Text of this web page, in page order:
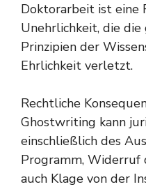
Doktorarbeit ist eine
Unehrlichkeit, die
Prinzipien der
Ehrlichkeit verletzt.
Rechtliche
Ghostwriting kann
einschließlich des
Programm, Widerruf
auch Klage von der